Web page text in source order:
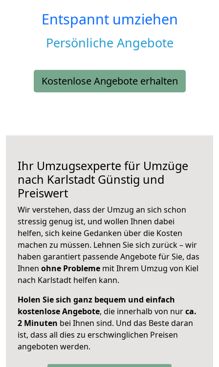
Entspannt umziehen
Persönliche Angebote
Kostenlose Angebote erhalten
Ihr Umzugsexperte für Umzüge
nach Karlstadt Günstig und
Preiswert
Wir verstehen, dass der Umzug an sich schon
stressig genug ist, und wollen Ihnen dabei
helfen, sich keine Gedanken über die Kosten
machen zu müssen. Lehnen Sie sich zurück – wir
haben garantiert passende Angebote für Sie, das
Ihnen ohne Probleme mit Ihrem Umzug von Kiel
nach Karlstadt helfen kann.
Holen Sie sich ganz bequem und einfach
kostenlose Angebote, die innerhalb von nurca.
2 Minuten bei Ihnen sind. Und das Beste daran
ist, dass all dies zu erschwinglichen Preisen
angeboten werden.